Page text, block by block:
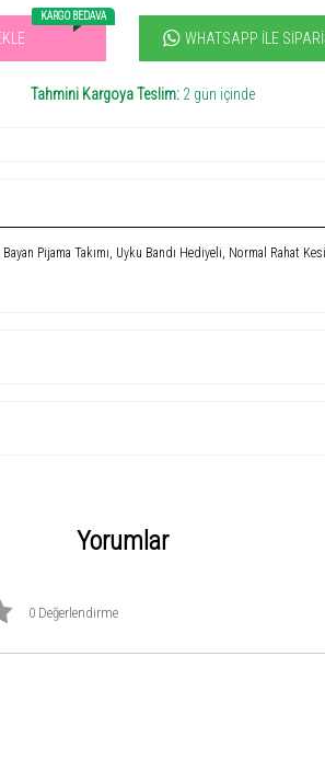
ürün! 11.3B kişi favoriledi!+1000ürün satıldı
KARGO BEDAVA
WHATSAPP İLE
Tahmini Kargoya Teslim: 2 gün içinde
Pijama Takımı, Uyku Bandı Hediyeli, Normal Rahat
Yorumlar
0 Değerlendirme